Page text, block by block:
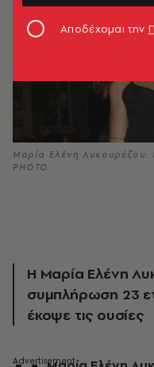
Μαρία Ελένη Λυκουρέζου:
PHOTO
Η Μαρία Ελένη
συμπλήρωση 23
έκοψε τις ουσίες
Αποδέχομαι την